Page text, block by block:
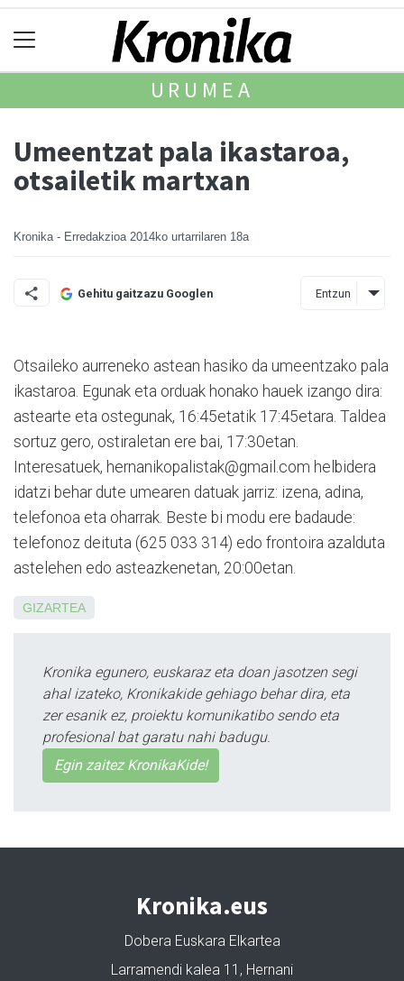
URUMEA
Umeentzat pala ikastaroa,
otsailetik martxan
Kronika - Erredakzioa 2014ko urtarrilaren 18a
Gehitu gaitzazu Googlen Entzun
Otsaileko aurreneko astean hasiko da umeentzako pala
ikastaroa. Egunak eta orduak honako hauek izango dira:
astearte eta ostegunak, 16:45etatik 17:45etara. Taldea
sortuz gero, ostiraletan ere bai, 17:30etan.
Interesatuek, hernanikopalistak@gmail.com helbidera
ida­tzi behar dute umearen datuak jarriz: izena, adina,
telefonoa eta oharrak. Beste bi modu ere badaude:
telefonoz deituta (625 033 314) edo frontoira azalduta
astelehen edo asteazkenetan, 20:00etan.
GIZARTEA
Kronika egunero, euskaraz eta doan jasotzen segi
ahal izateko, Kronikakide gehiago behar dira, eta
zer esanik ez, proiektu komunikatibo sendo eta
profesional bat garatu nahi badugu.
Egin zaitez KronikaKide!
Kronika.eus
Dobera Euskara Elkartea
Larramendi kalea 11, Hernani